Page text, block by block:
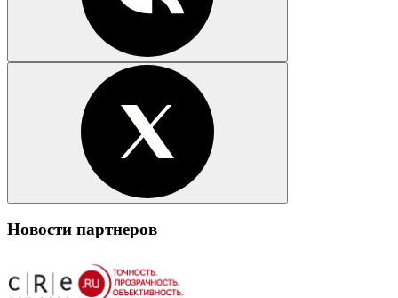
Новости партнеров